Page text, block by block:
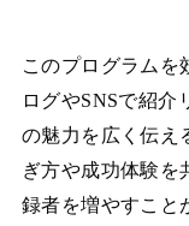
このプログラムを
ログやSNSで紹介
の魅力を広く伝え
ぎ方や成功体験を
録者を増やすこと